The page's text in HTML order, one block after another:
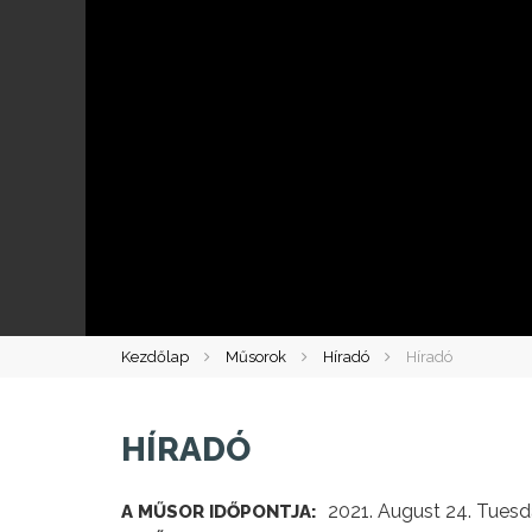
Kezdőlap Műsorok Híradó Híradó
HÍRADÓ
A MŰSOR IDŐPONTJA: 2021. August 24.